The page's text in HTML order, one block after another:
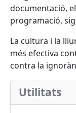
documentació,
programació,
La cultura i la
més efectiva
contra la
Utilitats